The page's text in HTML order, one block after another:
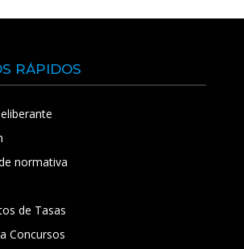
RÁPIDOS
normativa
de Tasas
Concursos